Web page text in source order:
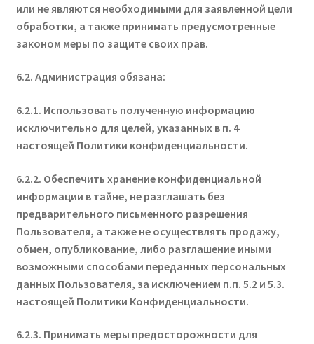
или не являются необходимыми для заявленной цели
обработки, а также принимать предусмотренные
законом меры по защите своих прав.
6.2. Администрация обязана:
6.2.1. Использовать полученную информацию
исключительно для целей, указанных в п. 4
настоящей Политики конфиденциальности.
6.2.2. Обеспечить хранение конфиденциальной
информации в тайне, не разглашать без
предварительного письменного разрешения
Пользователя, а также не осуществлять продажу,
обмен, опубликование, либо разглашение иными
возможными способами переданных персональных
данных Пользователя, за исключением п.п. 5.2 и 5.3.
настоящей Политики Конфиденциальности.
6.2.3. Принимать меры предосторожности для